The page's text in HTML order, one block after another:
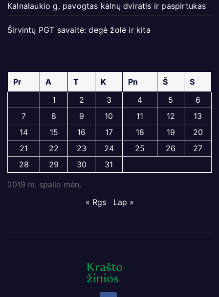
Kalnalaukio g. pavogtas kalnų dviratis ir paspirtukas
Širvintų PGT savaitė: degė žolė ir kita
2019 m. spalio mėn.
Pr A T K Pn Š
S
1
2 3 4 5
6
7
8 9 10 11 12
13
14
15 16 17 18 19
20
21
22 23 24 25 26
27
28
29 30 31
« Rgs Lap »